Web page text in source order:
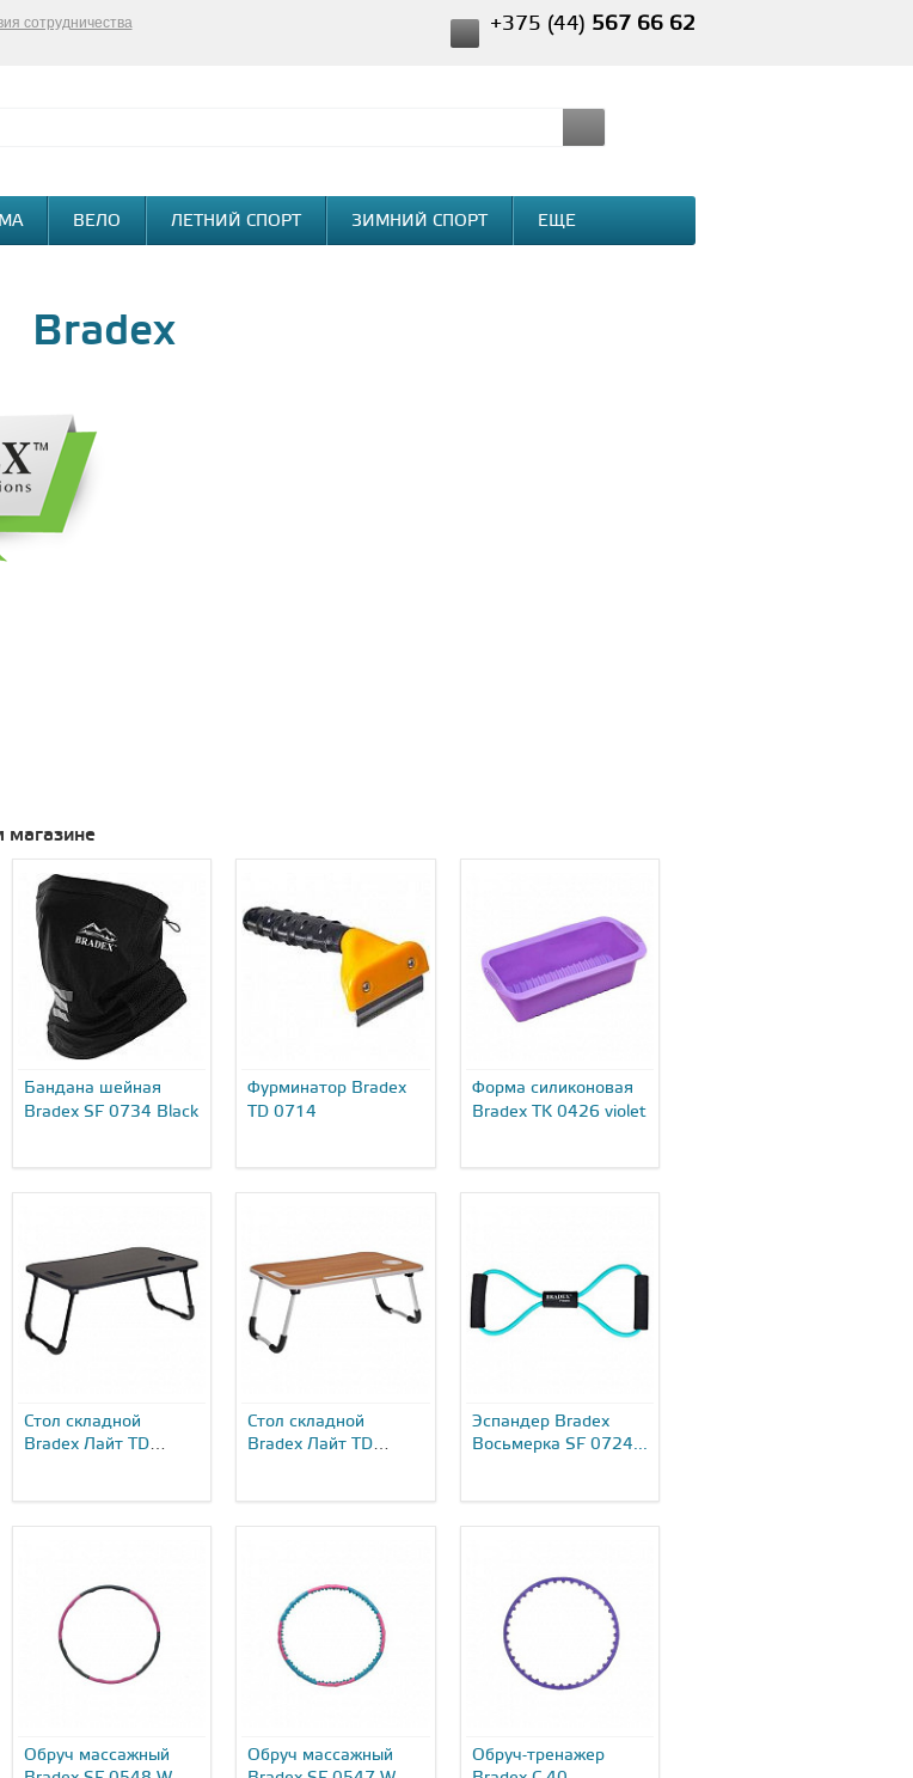
сотрудничества +375 (44) 567 66 62
ВЕЛО ЛЕТНИЙ СПОРТ ЗИМНИЙ СПОРТ ЕЩЕ
Bradex
магазине
Бандана шейная
Bradex SF 0734 Black
Фурминатор Bradex
TD 0714
Форма силиконовая
Bradex TK 0426 violet
Стол складной
Bradex Лайт TD
Стол складной
Bradex Лайт TD
Эспандер Bradex
Восьмерка SF 0724...
Обруч массажный
Обруч массажный
Обруч-тренажер